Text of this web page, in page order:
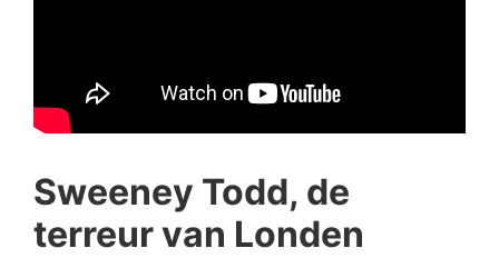
Sweeney Todd, de
terreur van Londen